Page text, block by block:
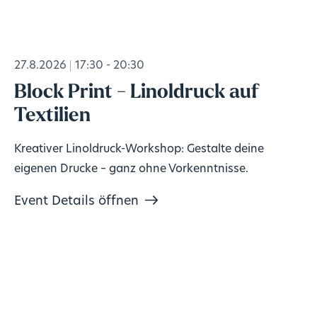
27.8.2026 17:30 - 20:30
Block Print - Linoldruck auf
Textilien
Kreativer Linoldruck-Workshop: Gestalte deine
eigenen Drucke – ganz ohne Vorkenntnisse.
Event Details öffnen